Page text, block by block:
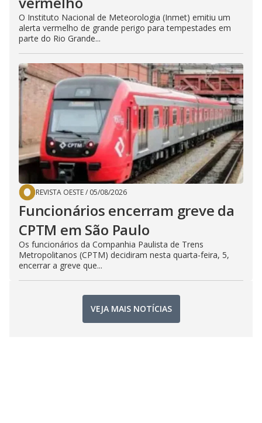
O Instituto Nacional de Meteorologia (Inmet) emitiu um
alerta vermelho de grande perigo para tempestades em
parte do Rio Grande...
REVISTA OESTE/ 05/08/2026
Funcionários encerram greve da
CPTM em São Paulo
Os funcionários da Companhia Paulista de Trens
Metropolitanos (CPTM) decidiram nesta quarta-feira, 5,
encerrar a greve que...
VEJA MAIS NOTÍCIAS